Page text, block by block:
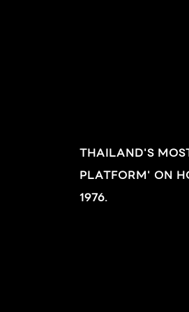
THAILAND'S
PLATFORM' ON
1976.